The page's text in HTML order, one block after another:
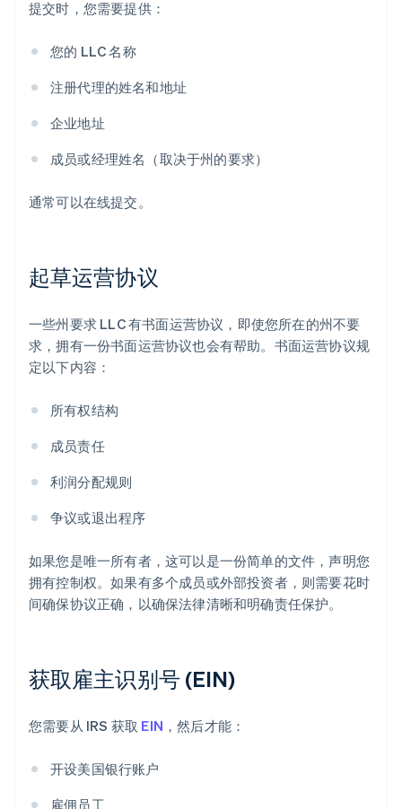
提交时，您需要提供：
您的 LLC 名称
注册代理的姓名和地址
企业地址
成员或经理姓名（取决于州的要求）
通常可以在线提交。
起草运营协议
一些州要求 LLC 有书面运营协议，即使您所在的州不要
求，拥有一份书面运营协议也会有帮助。书面运营协议规
定以下内容：
所有权结构
成员责任
利润分配规则
争议或退出程序
如果您是唯一所有者，这可以是一份简单的文件，声明您
拥有控制权。如果有多个成员或外部投资者，则需要花时
间确保协议正确，以确保法律清晰和明确责任保护。
获取雇主识别号 (EIN)
您需要从 IRS 获取 EIN ，然后才能：
开设美国银行账户
雇佣员工